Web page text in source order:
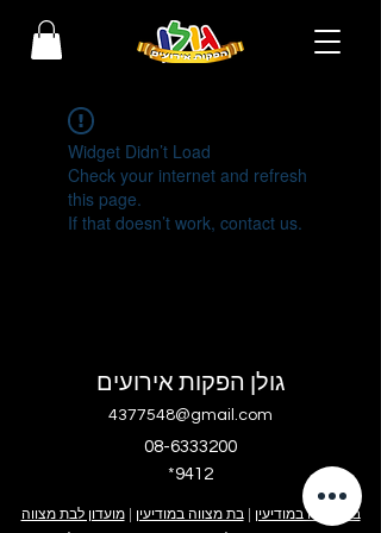
Widget Didn’t Load
Check your internet and refresh
this page.
If that doesn’t work, contact us.
גולן הפקות אירועים
4377548@gmail.com
08-6333200
בר מצווה במודיעין |בת מצווה במודיעין |מועדון לבת מצווה
*9412